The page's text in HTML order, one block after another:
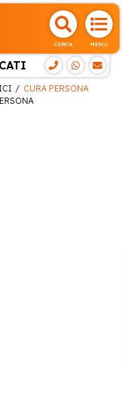
CERCA MENU
CURA PERSONA